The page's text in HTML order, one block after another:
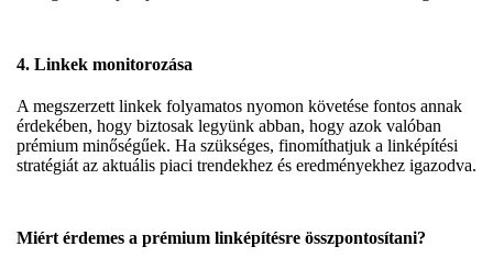
4. Linkek monitorozása
A megszerzett linkek folyamatos nyomon követése fontos annak
érdekében, hogy biztosak legyünk abban, hogy azok valóban
prémium minőségűek. Ha szükséges, finomíthatjuk a linképítési
stratégiát az aktuális piaci trendekhez és eredményekhez igazodva.
Miért érdemes a prémium linképítésre összpontosítani?